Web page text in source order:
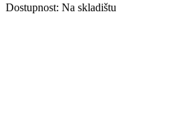
Dostupnost: Na skladištu